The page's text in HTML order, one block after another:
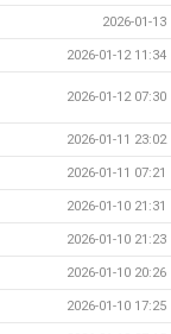
2026-01-13
2026-01-12 11:34
2026-01-12 07:30
2026-01-11 23:02
2026-01-11 07:21
2026-01-10 21:31
2026-01-10 21:23
2026-01-10 20:26
2026-01-10 17:25